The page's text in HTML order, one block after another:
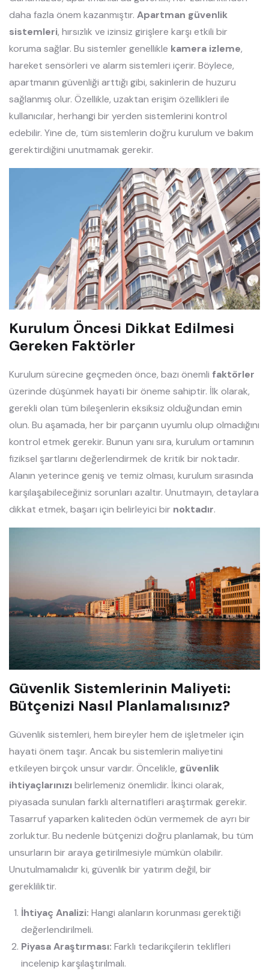
daha fazla önem kazanmıştır. Apartman güvenlik
sistemleri, hırsızlık ve izinsiz girişlere karşı etkili bir
koruma sağlar. Bu sistemler genellikle kamera izleme,
hareket sensörleri ve alarm sistemleri içerir. Böylece,
apartmanın güvenliği arttığı gibi, sakinlerin de huzuru
sağlanmış olur. Özellikle, uzaktan erişim özellikleri ile
kullanıcılar, herhangi bir yerden sistemlerini kontrol
edebilir. Yine de, tüm sistemlerin doğru kurulum ve bakım
gerektirdiğini unutmamak gerekir.
Kurulum Öncesi Dikkat Edilmesi
Gereken Faktörler
Kurulum sürecine geçmeden önce, bazı önemli faktörler
üzerinde düşünmek hayati bir öneme sahiptir. İlk olarak,
gerekli olan tüm bileşenlerin eksiksiz olduğundan emin
olun. Bu aşamada, her bir parçanın uyumlu olup olmadığını
kontrol etmek gerekir. Bunun yanı sıra, kurulum ortamının
fiziksel şartlarını değerlendirmek de kritik bir noktadır.
Alanın yeterince geniş ve temiz olması, kurulum sırasında
karşılaşabileceğiniz sorunları azaltır. Unutmayın, detaylara
dikkat etmek, başarı için belirleyici bir noktadır.
Güvenlik Sistemlerinin Maliyeti:
Bütçenizi Nasıl Planlamalısınız?
Güvenlik sistemleri, hem bireyler hem de işletmeler için
hayati önem taşır. Ancak bu sistemlerin maliyetini
etkileyen birçok unsur vardır. Öncelikle, güvenlik
ihtiyaçlarınızıbelirlemeniz önemlidir. İkinci olarak,
piyasada sunulan farklı alternatifleri araştırmak gerekir.
Tasarruf yaparken kaliteden ödün vermemek de ayrı bir
zorluktur. Bu nedenle bütçenizi doğru planlamak, bu tüm
unsurların bir araya getirilmesiyle mümkün olabilir.
Unutulmamalıdır ki, güvenlik bir yatırım değil, bir
gerekliliktir.
İhtiyaç Analizi: Hangi alanların korunması gerektiği
değerlendirilmeli.
Piyasa Araştırması: Farklı tedarikçilerin teklifleri
incelenip karşılaştırılmalı.